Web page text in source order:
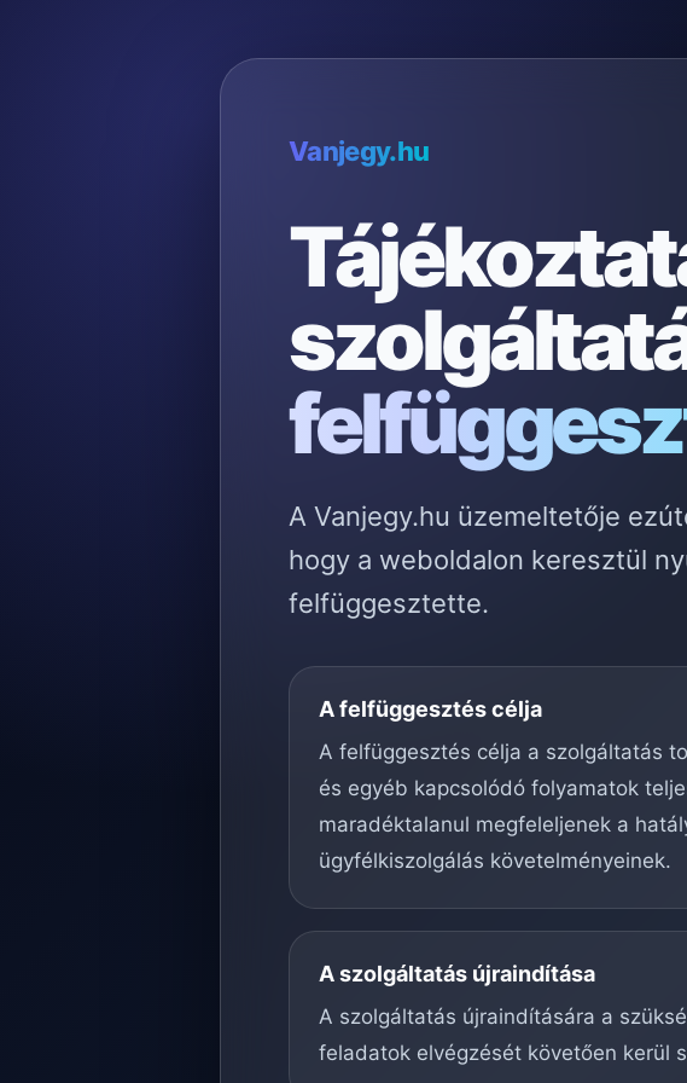
Vanjegy.hu
A Vanjegy.hu üzemeltetője
hogy a weboldalon keresztül
felfüggesztette.
A felfüggesztés célja
A felfüggesztés célja a szolgáltatás
és egyéb kapcsolódó folyamatok
maradéktalanul megfeleljenek a
ügyfélkiszolgálás követelményeinek.
A szolgáltatás újraindítása
A szolgáltatás újraindítására a
feladatok elvégzését követően kerül